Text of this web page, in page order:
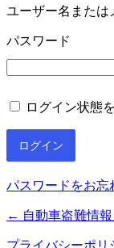
ユーザー名または
パスワード
ログイン状態
パスワードをお忘
← 自動車盗難情報